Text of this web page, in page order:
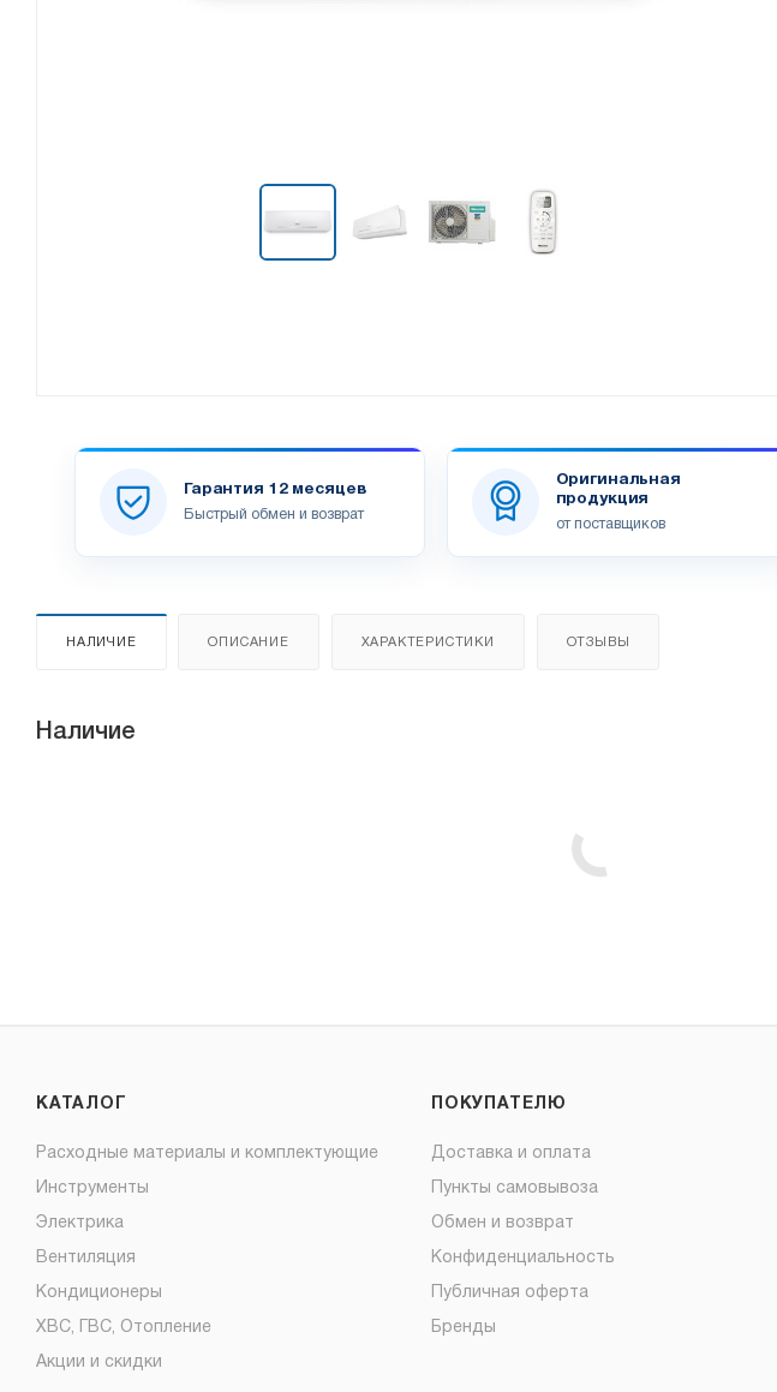
Гарантия 12 месяцев
Быстрый обмен и возврат
Оригинальная
продукция
от поставщиков
НАЛИЧИЕ ОПИСАНИЕ ХАРАКТЕРИСТИКИ ОТЗЫВЫ
Наличие
КАТАЛОГ
Расходные материалы и комплектующие
Инструменты
Электрика
Вентиляция
Кондиционеры
ХВС, ГВС, Отопление
Акции и скидки
ПОКУПАТЕЛЮ
Доставка и оплата
Пункты самовывоза
Обмен и возврат
Конфиденциальность
Публичная оферта
Бренды